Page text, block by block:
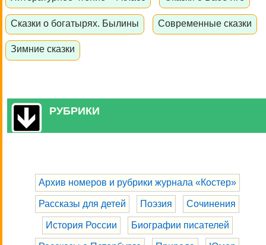
Сказки о богатырях. Былины Современные сказки
Зимние сказки
РУБРИКИ
Архив номеров и рубрики журнала «Костер»
Рассказы для детей Поэзия Сочинения
История России Биографии писателей